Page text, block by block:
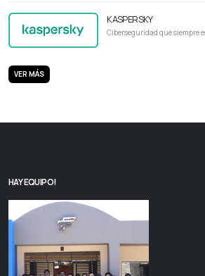
KASPERSKY
Ciberseguridad que siempre
VER MÁS
HAY EQUIPO!